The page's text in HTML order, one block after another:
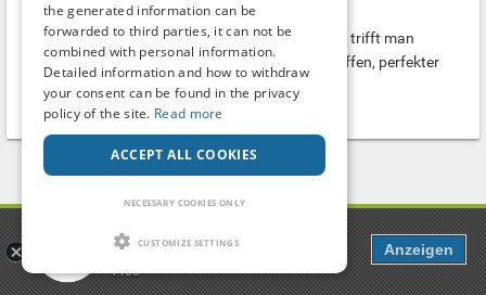
Outdoor
Die Toilette ist genau wo dem Tiefgarage ist. Hier trifft man
Männer, aber man kann das leicht ändern. 24h offen, perfekter
Treffpunkt in der Nacht...
Neckarsulm-Baden-Württemberg
1
Search term
Dating, Chat & more
Free
Anzeigen
the generated information can be
forwarded to third parties, it can not be
combined with personal information.
Detailed information and how to withdraw
your consent can be found in the privacy
policy of the site. Read more
ACCEPT ALL COOKIES
NECESSARY COOKIES ONLY
CUSTOMIZE SETTINGS